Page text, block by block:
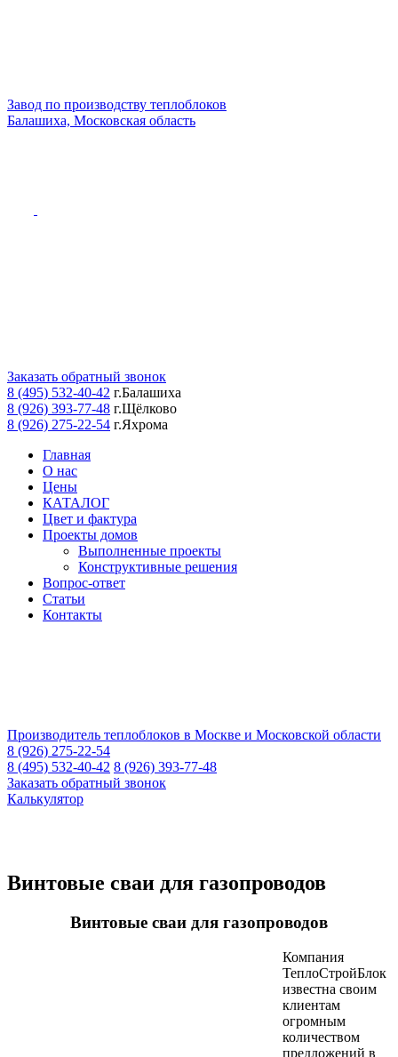
Завод по производству теплоблоков
Балашиха, Московская область
Заказать обратный звонок
8 (495) 532-40-42 г.Балашиха
8 (926) 393-77-48 г.Щёлково
8 (926) 275-22-54 г.Яхрома
Главная
О нас
Цены
КАТАЛОГ
Цвет и фактура
Проекты домов
Выполненные проекты
Конструктивные решения
Вопрос-ответ
Статьи
Контакты
Производитель теплоблоков в Москве и Московской области
8 (926) 275-22-54
8 (495) 532-40-42 8 (926) 393-77-48
Заказать обратный звонок
Калькулятор
Винтовые сваи для газопроводов
Винтовые сваи для газопроводов
Компания
ТеплоСтройБлок
известна своим
клиентам
огромным
количеством
предложений в